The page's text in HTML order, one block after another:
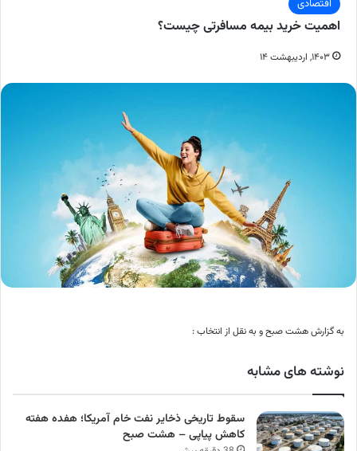
اقتصادی
اهمیت خرید بیمه مسافرتی چیست؟
۱۴۰۳, اردیبهشت ۱۴
به گزارش هشت صبح و به نقل از انتخاب :
نوشته های مشابه
سقوط تاریخی ذخایر نفت خام آمریکا؛ هفده هفته
کاهش پیاپی – هشت صبح